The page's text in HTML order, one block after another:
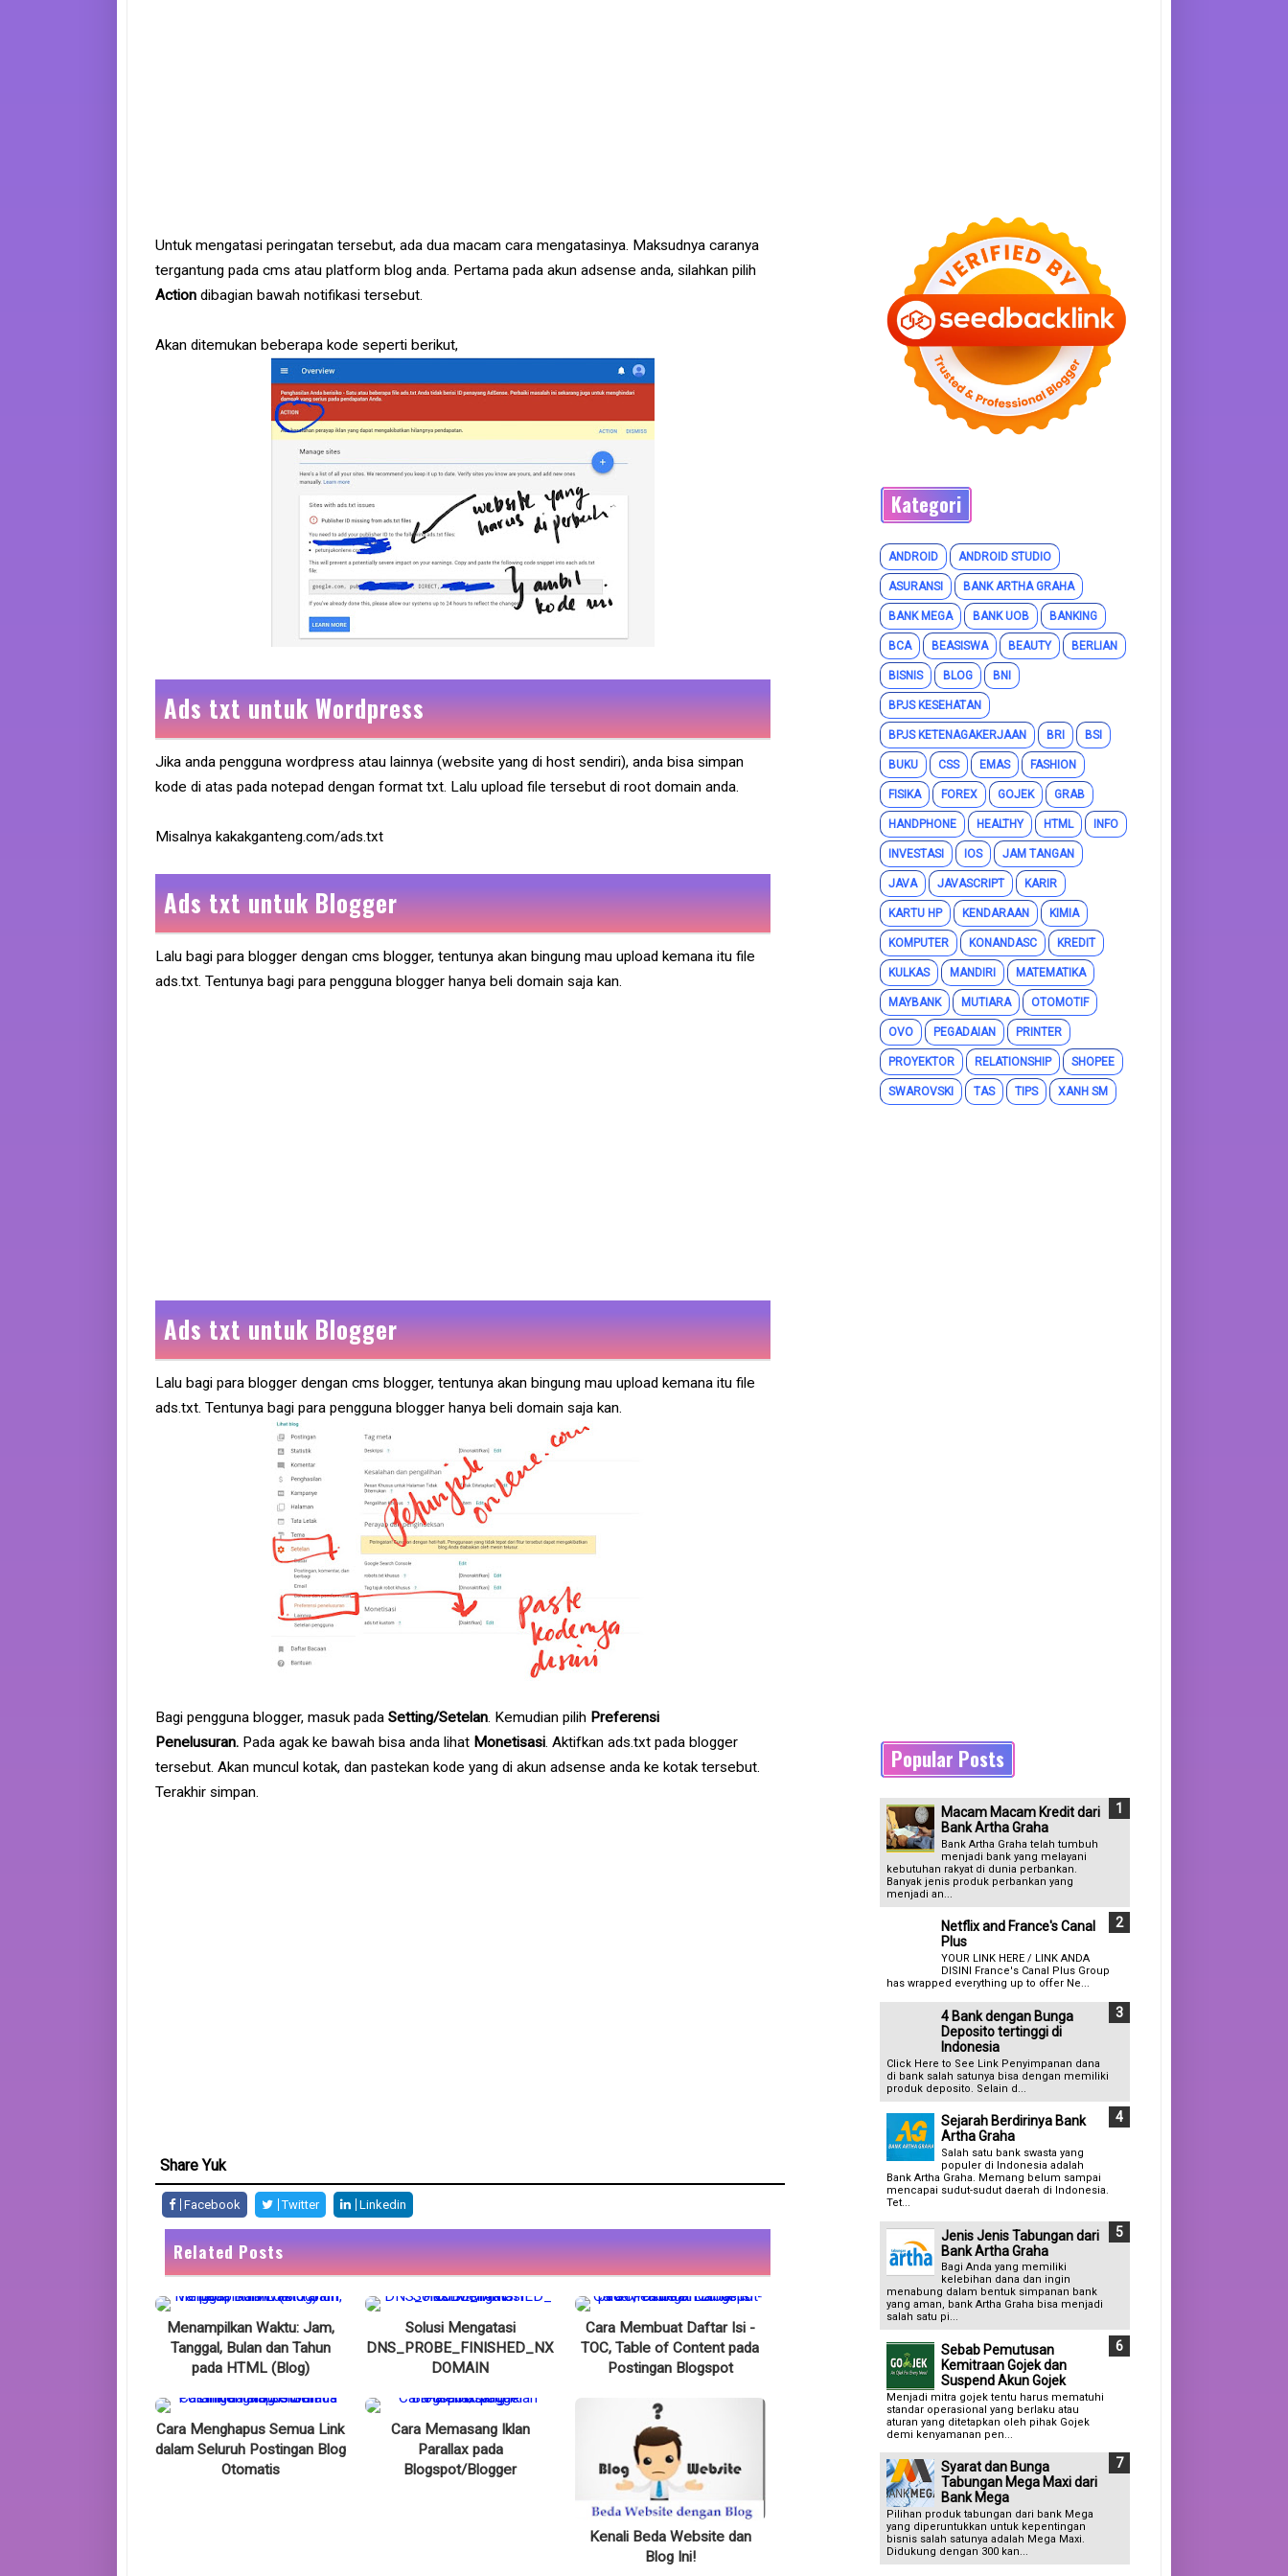
Untuk mengatasi peringatan tersebut, ada dua macam cara mengatasinya. Maksudnya caranya
tergantung pada cms atau platform blog anda. Pertama pada akun adsense anda, silahkan pilih
Action dibagian bawah notifikasi tersebut.
Akan ditemukan beberapa kode seperti berikut,
Ads txt untuk Wordpress
Jika anda pengguna wordpress atau lainnya (website yang di host sendiri), anda bisa simpan
kode di atas pada notepad dengan format txt. Lalu upload file tersebut di root domain anda.
Misalnya kakakganteng.com/ads.txt
Ads txt untuk Blogger
Lalu bagi para blogger dengan cms blogger, tentunya akan bingung mau upload kemana itu file
ads.txt. Tentunya bagi para pengguna blogger hanya beli domain saja kan.
Ads txt untuk Blogger
Lalu bagi para blogger dengan cms blogger, tentunya akan bingung mau upload kemana itu file
ads.txt. Tentunya bagi para pengguna blogger hanya beli domain saja kan.
Bagi pengguna blogger, masuk pada Setting/Setelan. Kemudian pilih Preferensi
Penelusuran. Pada agak ke bawah bisa anda lihat Monetisasi. Aktifkan ads.txt pada blogger
tersebut. Akan muncul kotak, dan pastekan kode yang di akun adsense anda ke kotak tersebut.
Terakhir simpan.
Share Yuk
Facebook Twitter Linkedin
Related Posts
Menampilkan Waktu: Jam,
Tanggal, Bulan dan Tahun
pada HTML (Blog)
Solusi Mengatasi
DNS_PROBE_FINISHED_NX
DOMAIN
Cara Membuat Daftar Isi -
TOC, Table of Content pada
Postingan Blogspot
Cara Menghapus Semua Link
dalam Seluruh Postingan Blog
Otomatis
Cara Memasang Iklan
Parallax pada
Blogspot/Blogger
Kenali Beda Website dan
Blog Ini!
Kategori
ANDROID ANDROID STUDIO
ASURANSI BANK ARTHA GRAHA
BANK MEGA BANK UOB BANKING
BCA BEASISWA BEAUTY BERLIAN
BISNIS BLOG BNI
BPJS KESEHATAN
BPJS KETENAGAKERJAAN BRI BSI
BUKU CSS EMAS FASHION
FISIKA FOREX GOJEK GRAB
HANDPHONE HEALTHY HTML INFO
INVESTASI IOS JAM TANGAN
JAVA JAVASCRIPT KARIR
KARTU HP KENDARAAN KIMIA
KOMPUTER KONANDASC KREDIT
KULKAS MANDIRI MATEMATIKA
MAYBANK MUTIARA OTOMOTIF
OVO PEGADAIAN PRINTER
PROYEKTOR RELATIONSHIP SHOPEE
SWAROVSKI TAS TIPS XANH SM
Popular Posts
Macam Macam Kredit dari
Bank Artha Graha
Bank Artha Graha telah tumbuh
menjadi bank yang melayani
kebutuhan rakyat di dunia perbankan.
Banyak jenis produk perbankan yang
menjadi an...
Netflix and France's Canal
Plus
YOUR LINK HERE / LINK ANDA
DISINI France's Canal Plus Group
has wrapped everything up to offer Ne...
4 Bank dengan Bunga
Deposito tertinggi di
Indonesia
Click Here to See Link Penyimpanan dana
di bank salah satunya bisa dengan memiliki
produk deposito. Selain d...
Sejarah Berdirinya Bank
Artha Graha
Salah satu bank swasta yang
populer di Indonesia adalah
Bank Artha Graha. Memang belum sampai
mencapai sudut-sudut daerah di Indonesia.
Tet...
Jenis Jenis Tabungan dari
Bank Artha Graha
Bagi Anda yang memiliki
kelebihan dana dan ingin
menabung dalam bentuk simpanan bank
yang aman, bank Artha Graha bisa menjadi
salah satu pi...
Sebab Pemutusan
Kemitraan Gojek dan
Suspend Akun Gojek
Menjadi mitra gojek tentu harus mematuhi
standar operasional yang berlaku atau
aturan yang ditetapkan oleh pihak Gojek
demi kenyamanan pen...
Syarat dan Bunga
Tabungan Mega Maxi dari
Bank Mega
Pilihan produk tabungan dari bank Mega
yang diperuntukkan untuk kepentingan
bisnis salah satunya adalah Mega Maxi.
Didukung dengan 300 kan...